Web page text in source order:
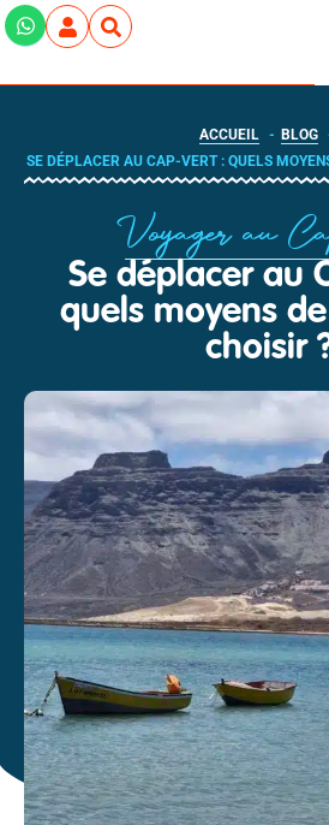
ACCUEIL
BLOG
SE DÉPLACER AU CAP-VERT : QUELS
Voyager au
Se déplacer au
quels moyens
choisir